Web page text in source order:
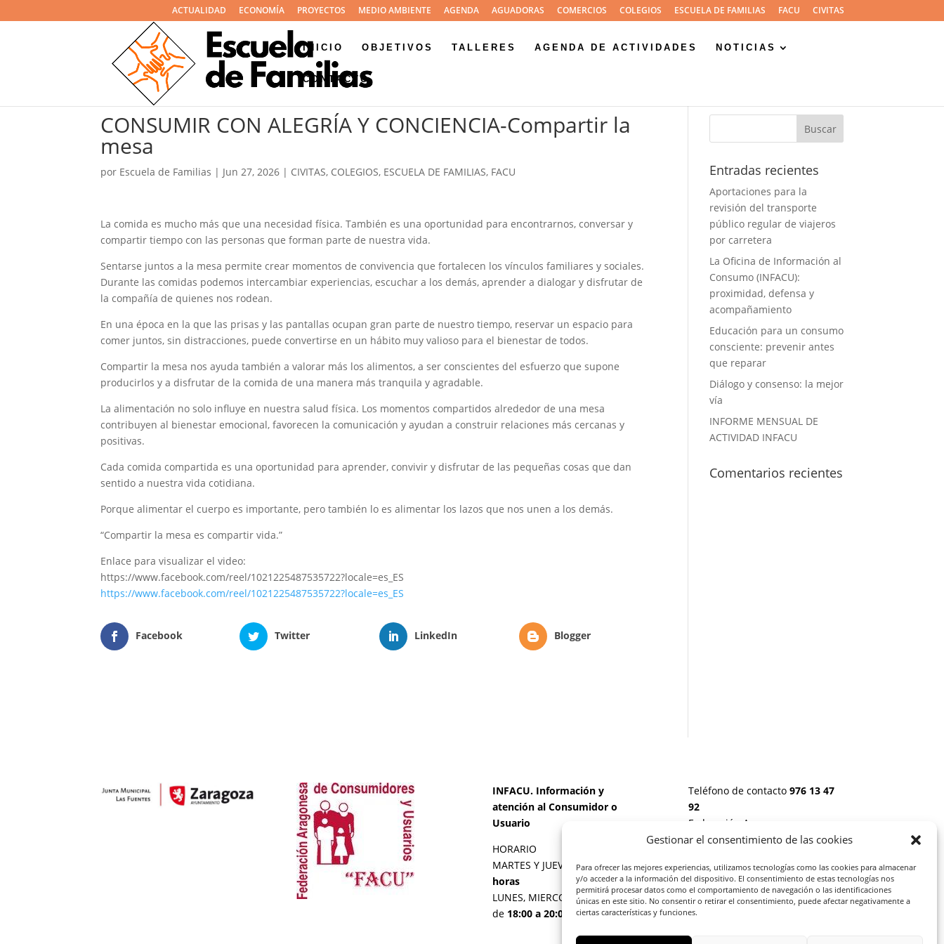
Gestionar el consentimiento de las cookies
Para ofrecer las mejores experiencias, utilizamos tecnologías como las cookies para almacenar
y/o acceder a la información del dispositivo. El consentimiento de estas tecnologías nos
permitirá procesar datos como el comportamiento de navegación o las identificaciones
únicas en este sitio. No consentir o retirar el consentimiento, puede afectar negativamente a
ciertas características y funciones.
ACTUALIDAD ECONOMÍA PROYECTOS MEDIO AMBIENTE AGENDA AGUADORAS COMERCIOS COLEGIOS ESCUELA DE FAMILIAS FACU CIVITAS
INICIO OBJETIVOS TALLERES AGENDA DE ACTIVIDADES NOTICIAS
CONTACTO
CONSUMIR CON ALEGRÍA Y CONCIENCIA-Compartir la
mesa
por Escuela de Familias | Jun 27, 2026| CIVITAS, COLEGIOS, ESCUELA DE FAMILIAS, FACU
La comida es mucho más que una necesidad física. También es una oportunidad para encontrarnos, conversar y
compartir tiempo con las personas que forman parte de nuestra vida.
Sentarse juntos a la mesa permite crear momentos de convivencia que fortalecen los vínculos familiares y sociales.
Durante las comidas podemos intercambiar experiencias, escuchar a los demás, aprender a dialogar y disfrutar de
la compañía de quienes nos rodean.
En una época en la que las prisas y las pantallas ocupan gran parte de nuestro tiempo, reservar un espacio para
comer juntos, sin distracciones, puede convertirse en un hábito muy valioso para el bienestar de todos.
Compartir la mesa nos ayuda también a valorar más los alimentos, a ser conscientes del esfuerzo que supone
producirlos y a disfrutar de la comida de una manera más tranquila y agradable.
La alimentación no solo influye en nuestra salud física. Los momentos compartidos alrededor de una mesa
contribuyen al bienestar emocional, favorecen la comunicación y ayudan a construir relaciones más cercanas y
positivas.
Cada comida compartida es una oportunidad para aprender, convivir y disfrutar de las pequeñas cosas que dan
sentido a nuestra vida cotidiana.
Porque alimentar el cuerpo es importante, pero también lo es alimentar los lazos que nos unen a los demás.
“Compartir la mesa es compartir vida.”
Enlace para visualizar el video:
https://www.facebook.com/reel/1021225487535722?locale=es_ES
https://www.facebook.com/reel/1021225487535722?locale=es_ES
Facebook Twitter LinkedIn Blogger
Entradas recientes
Aportaciones para la
revisión del transporte
público regular de viajeros
por carretera
La Oficina de Información al
Consumo (INFACU):
proximidad, defensa y
acompañamiento
Educación para un consumo
consciente: prevenir antes
que reparar
Diálogo y consenso: la mejor
vía
INFORME MENSUAL DE
ACTIVIDAD INFACU
Comentarios recientes
INFACU. Información y
atención al Consumidor o
Usuario
HORARIO
MARTES Y JUEVES de17:00 a 20
horas
LUNES, MIERCOLES Y VIERNES:
de 18:00 a 20:00 horas
Teléfono de contacto 976 13 47
92
Federación Aragonesa
Consumidores y Usuarios. FACU,